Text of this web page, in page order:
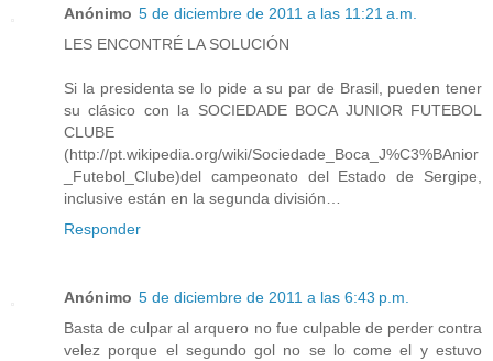
Anónimo 5 de diciembre de 2011 a las 11:21 a.m.
LES ENCONTRÉ LA SOLUCIÓN
Si la presidenta se lo pide a su par de Brasil, pueden tener
su clásico con la SOCIEDADE BOCA JUNIOR FUTEBOL
CLUBE
(http://pt.wikipedia.org/wiki/Sociedade_Boca_J%C3%BAnior
_Futebol_Clube)del campeonato del Estado de Sergipe,
inclusive están en la segunda división…
Responder
Anónimo 5 de diciembre de 2011 a las 6:43 p.m.
Basta de culpar al arquero no fue culpable de perder contra
velez porque el segundo gol no se lo come el y estuvo